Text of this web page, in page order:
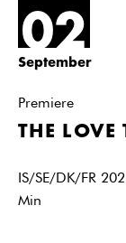
02
September
Premiere
THE LOVE
IS/SE/DK/FR
Min